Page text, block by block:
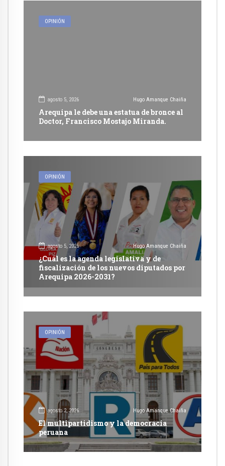
OPINIÓN
agosto 5, 2026 Hugo Amanque Chaiña
Arequipa le debe una estatua de bronce al
Doctor, Francisco Mostajo Miranda.
OPINIÓN
agosto 5, 2026 Hugo Amanque Chaiña
¿Cuál es la agenda legislativa y de
fiscalización de los nuevos diputados por
Arequipa 2026-2031?
OPINIÓN
agosto 2, 2026 Hugo Amanque Chaiña
El multipartidismo y la democracia
peruana